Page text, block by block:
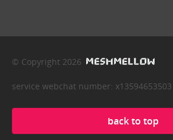
© Copyright 2026
service webchat number: x13594653503
back to top